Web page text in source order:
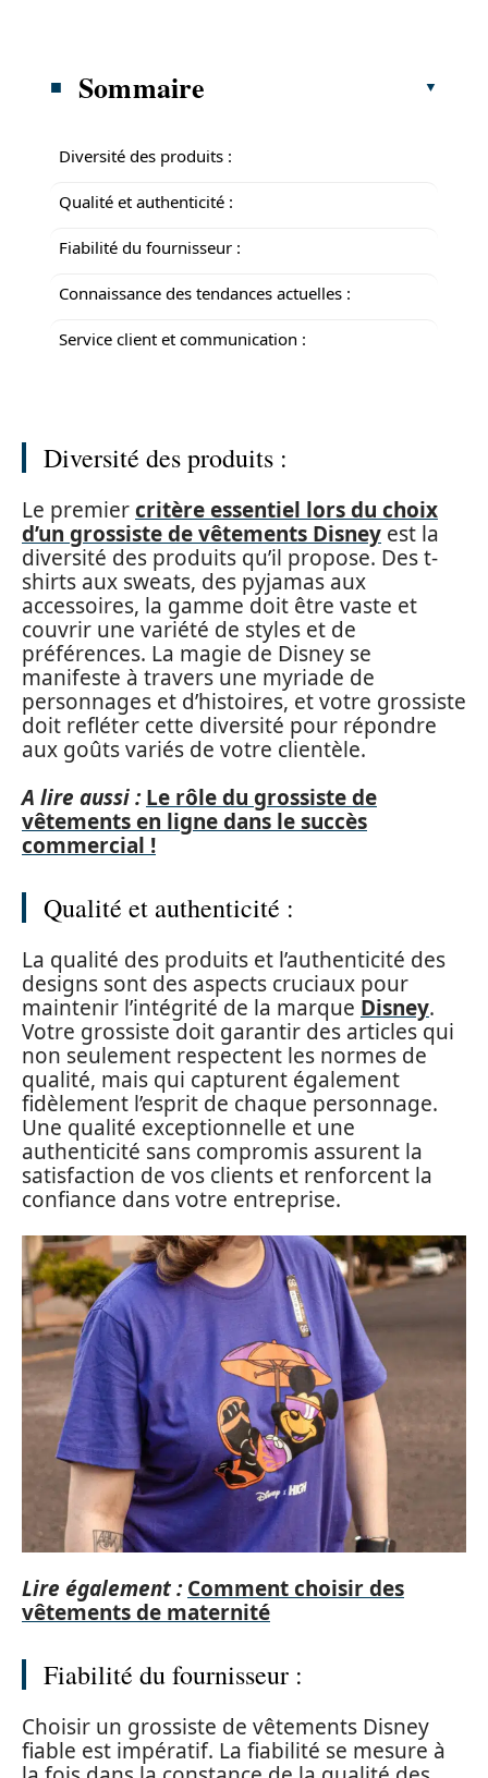
Sommaire
Diversité des produits :
Qualité et authenticité :
Fiabilité du fournisseur :
Connaissance des tendances actuelles :
Service client et communication :
Diversité des produits :
Le premiercritère essentiel lors du choix
d’un grossiste de vêtements Disney est la
diversité des produits qu’il propose. Des t-
shirts aux sweats, des pyjamas aux
accessoires, la gamme doit être vaste et
couvrir une variété de styles et de
préférences. La magie de Disney se
manifeste à travers une myriade de
personnages et d’histoires, et votre grossiste
doit refléter cette diversité pour répondre
aux goûts variés de votre clientèle.
A lire aussi : Le rôle du grossiste de
vêtements en ligne dans le succès
commercial !
Qualité et authenticité :
La qualité des produits et l’authenticité des
designs sont des aspects cruciaux pour
maintenir l’intégrité de la marque Disney.
Votre grossiste doit garantir des articles qui
non seulement respectent les normes de
qualité, mais qui capturent également
fidèlement l’esprit de chaque personnage.
Une qualité exceptionnelle et une
authenticité sans compromis assurent la
satisfaction de vos clients et renforcent la
confiance dans votre entreprise.
Lire également : Comment choisir des
vêtements de maternité
Fiabilité du fournisseur :
Choisir un grossiste de vêtements Disney
fiable est impératif. La fiabilité se mesure à